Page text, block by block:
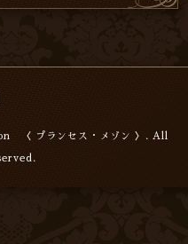
〈 プランセス・メゾン 〉 . All